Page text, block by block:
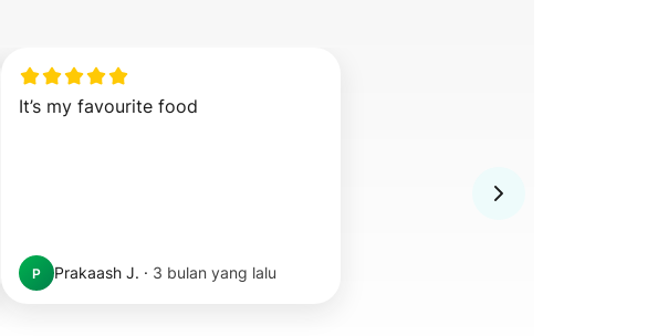
It’s my favourite food
P Prakaash J. · 3 bulan yang lalu